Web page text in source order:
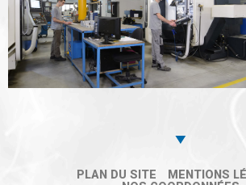
PLAN DU SITE
MENTIONS